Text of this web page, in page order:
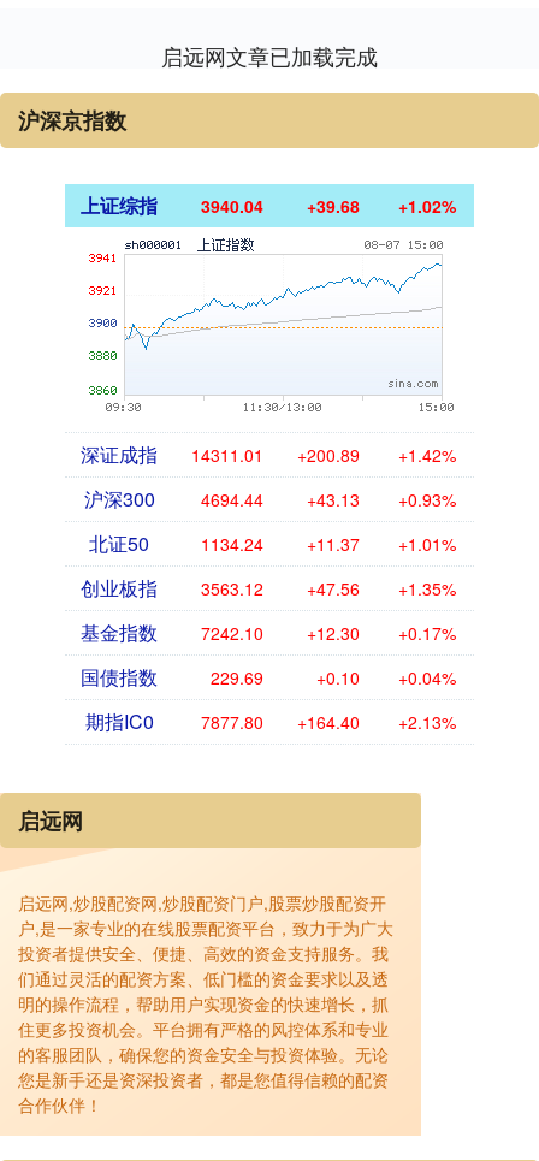
启远网文章已加载完成
沪深京指数
上证综指 3940.04 +39.68 +1.02%
深证成指 14311.01 +200.89 +1.42%
沪深300 4694.44 +43.13 +0.93%
北证50 1134.24 +11.37 +1.01%
创业板指 3563.12 +47.56 +1.35%
基金指数 7242.10 +12.30 +0.17%
国债指数 229.69 +0.10 +0.04%
期指IC0 7877.80 +164.40 +2.13%
启远网
启远网,炒股配资网,炒股配资门户,股票炒股配资开
户,是一家专业的在线股票配资平台，致力于为广大
投资者提供安全、便捷、高效的资金支持服务。我
们通过灵活的配资方案、低门槛的资金要求以及透
明的操作流程，帮助用户实现资金的快速增长，抓
住更多投资机会。平台拥有严格的风控体系和专业
的客服团队，确保您的资金安全与投资体验。无论
您是新手还是资深投资者，都是您值得信赖的配资
合作伙伴！